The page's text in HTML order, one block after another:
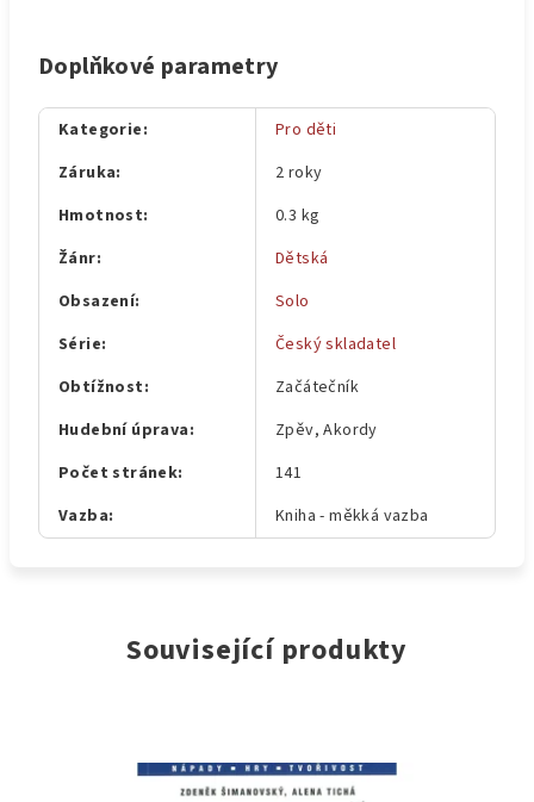
Doplňkové parametry
Kategorie:
Pro děti
Záruka:
2 roky
Hmotnost:
0.3 kg
Žánr:
Dětská
Obsazení:
Solo
Série:
Český skladatel
Obtížnost:
Začátečník
Hudební úprava:
Zpěv, Akordy
Počet stránek:
141
Vazba: Kniha - měkká vazba
Související produkty